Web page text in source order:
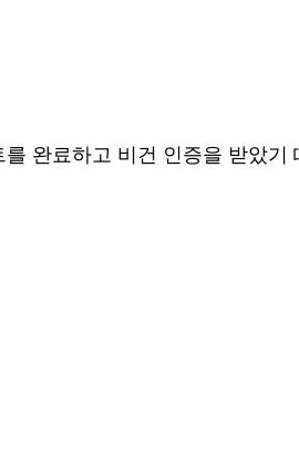
완료하고 비건 인증을 받았기